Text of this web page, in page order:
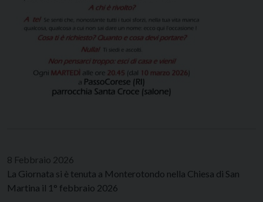
8 Febbraio 2026
La Giornata si è tenuta a Monterotondo nella Chiesa di San
Martina il 1° febbraio 2026